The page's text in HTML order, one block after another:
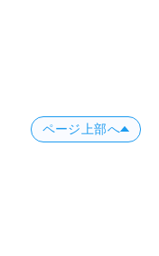
ページ上部へ